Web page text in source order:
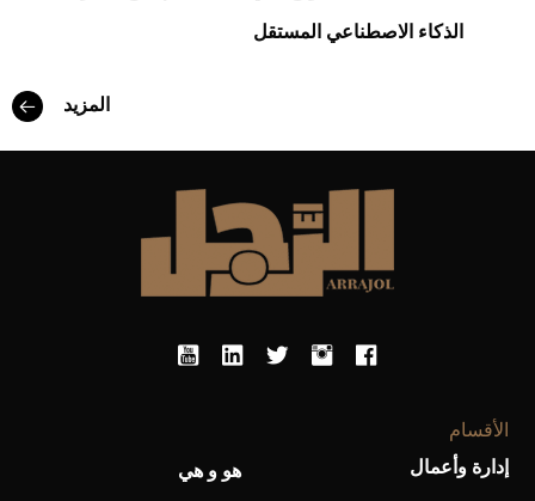
الذكاء الاصطناعي المستقل
المزيد
الأقسام
إدارة وأعمال
هو و هي